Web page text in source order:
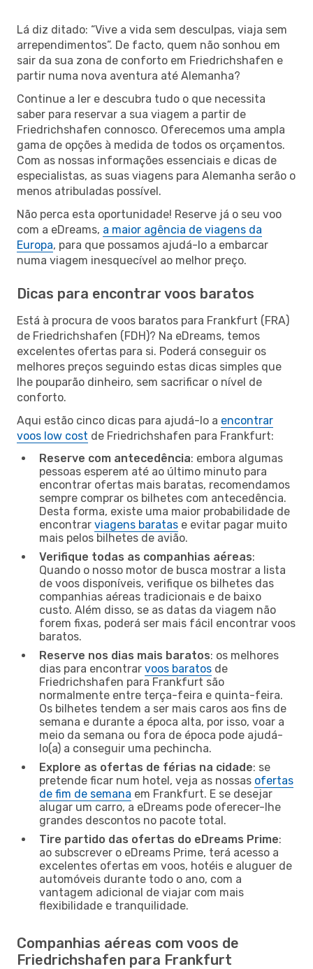
Lá diz ditado: “Vive a vida sem desculpas, viaja sem
arrependimentos”. De facto, quem não sonhou em
sair da sua zona de conforto em Friedrichshafen e
partir numa nova aventura até Alemanha?
Continue a ler e descubra tudo o que necessita
saber para reservar a sua viagem a partir de
Friedrichshafen connosco. Oferecemos uma ampla
gama de opções à medida de todos os orçamentos.
Com as nossas informações essenciais e dicas de
especialistas, as suas viagens para Alemanha serão o
menos atribuladas possível.
Não perca esta oportunidade! Reserve já o seu voo
com a eDreams, a maior agência de viagens da
Europa, para que possamos ajudá-lo a embarcar
numa viagem inesquecível ao melhor preço.
Dicas para encontrar voos baratos
Está à procura de voos baratos para Frankfurt (FRA)
de Friedrichshafen (FDH)? Na eDreams, temos
excelentes ofertas para si. Poderá conseguir os
melhores preços seguindo estas dicas simples que
lhe pouparão dinheiro, sem sacrificar o nível de
conforto.
Aqui estão cinco dicas para ajudá-lo a encontrar
voos low cost de Friedrichshafen para Frankfurt:
Reserve com antecedência: embora algumas
pessoas esperem até ao último minuto para
encontrar ofertas mais baratas, recomendamos
sempre comprar os bilhetes com antecedência.
Desta forma, existe uma maior probabilidade de
encontrar viagens baratas e evitar pagar muito
mais pelos bilhetes de avião.
Verifique todas as companhias aéreas:
Quando o nosso motor de busca mostrar a lista
de voos disponíveis, verifique os bilhetes das
companhias aéreas tradicionais e de baixo
custo. Além disso, se as datas da viagem não
forem fixas, poderá ser mais fácil encontrar voos
baratos.
Reserve nos dias mais baratos: os melhores
dias para encontrar voos baratos de
Friedrichshafen para Frankfurt são
normalmente entre terça-feira e quinta-feira.
Os bilhetes tendem a ser mais caros aos fins de
semana e durante a época alta, por isso, voar a
meio da semana ou fora de época pode ajudá-
lo(a) a conseguir uma pechincha.
Explore as ofertas de férias na cidade: se
pretende ficar num hotel, veja as nossas ofertas
de fim de semana em Frankfurt. E se desejar
alugar um carro, a eDreams pode oferecer-lhe
grandes descontos no pacote total.
Tire partido das ofertas do eDreams Prime:
ao subscrever o eDreams Prime, terá acesso a
excelentes ofertas em voos, hotéis e aluguer de
automóveis durante todo o ano, com a
vantagem adicional de viajar com mais
flexibilidade e tranquilidade.
Companhias aéreas com voos de
Friedrichshafen para Frankfurt